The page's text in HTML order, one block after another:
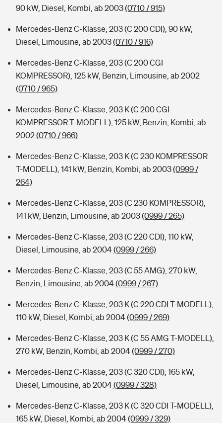
90 kW, Diesel, Kombi, ab 2003(0710 / 915)
Mercedes-Benz C-Klasse, 203 (C 200 CDI), 90 kW,
Diesel, Limousine, ab 2003(0710 / 916)
Mercedes-Benz C-Klasse, 203 (C 200 CGI
KOMPRESSOR), 125 kW, Benzin, Limousine, ab 2002
(0710 / 965)
Mercedes-Benz C-Klasse, 203 K (C 200 CGI
KOMPRESSOR T-MODELL), 125 kW, Benzin, Kombi, ab
2002(0710 / 966)
Mercedes-Benz C-Klasse, 203 K (C 230 KOMPRESSOR
T-MODELL), 141 kW, Benzin, Kombi, ab 2003(0999 /
264)
Mercedes-Benz C-Klasse, 203 (C 230 KOMPRESSOR),
141 kW, Benzin, Limousine, ab 2003(0999 / 265)
Mercedes-Benz C-Klasse, 203 (C 220 CDI), 110 kW,
Diesel, Limousine, ab 2004(0999 / 266)
Mercedes-Benz C-Klasse, 203 (C 55 AMG), 270 kW,
Benzin, Limousine, ab 2004(0999 / 267)
Mercedes-Benz C-Klasse, 203 K (C 220 CDI T-MODELL),
110 kW, Diesel, Kombi, ab 2004(0999 / 269)
Mercedes-Benz C-Klasse, 203 K (C 55 AMG T-MODELL),
270 kW, Benzin, Kombi, ab 2004(0999 / 270)
Mercedes-Benz C-Klasse, 203 (C 320 CDI), 165 kW,
Diesel, Limousine, ab 2004(0999 / 328)
Mercedes-Benz C-Klasse, 203 K (C 320 CDI T-MODELL),
165 kW, Diesel, Kombi, ab 2004(0999 / 329)